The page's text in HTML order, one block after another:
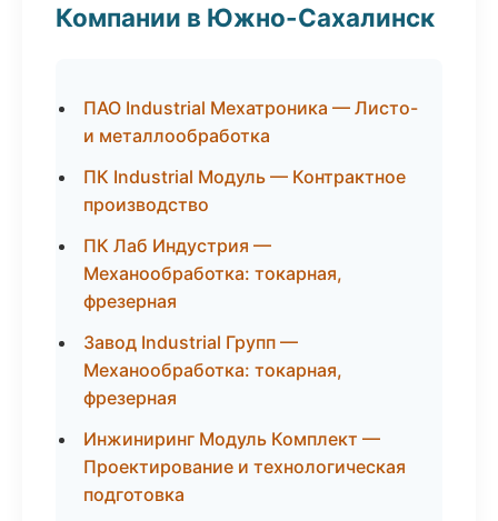
Компании в Южно-Сахалинск
ПАО Industrial Мехатроника — Листо-
и металлообработка
ПК Industrial Модуль — Контрактное
производство
ПК Лаб Индустрия —
Механообработка: токарная,
фрезерная
Завод Industrial Групп —
Механообработка: токарная,
фрезерная
Инжиниринг Модуль Комплект —
Проектирование и технологическая
подготовка